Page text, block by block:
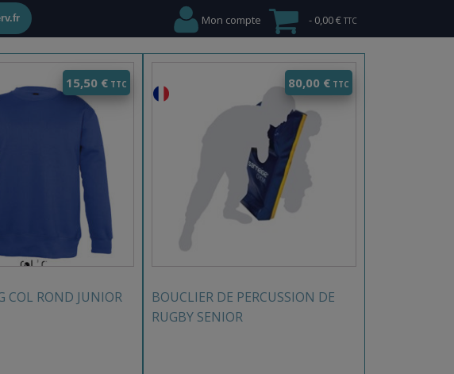
Mon compte 0,00 €
COL ROND JUNIOR
15,50 €
BOUCLIER DE PERCUSSION DE
RUGBY SENIOR
80,00 €